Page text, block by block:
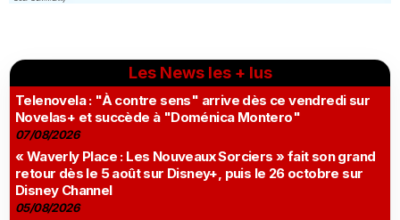
Les News les + lus
Telenovela : "À contre sens" arrive dès ce vendredi sur
Novelas+ et succède à "Doménica Montero"
07/08/2026
« Waverly Place : Les Nouveaux Sorciers » fait son grand
retour dès le 5 août sur Disney+, puis le 26 octobre sur
Disney Channel
05/08/2026